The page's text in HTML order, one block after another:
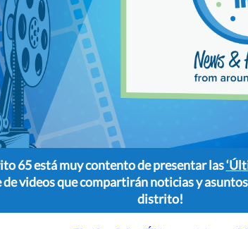
65 está muy contento de presentar las
de videos que compartirán noticias y
distrito!